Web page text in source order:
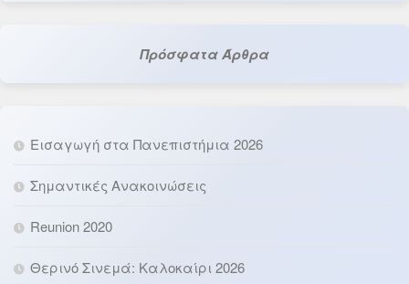
Πρόσφατα Άρθρα
Εισαγωγή στα Πανεπιστήμια 2026
Σημαντικές Ανακοινώσεις
Reunion 2020
Θερινό Σινεμά: Καλοκαίρι 2026